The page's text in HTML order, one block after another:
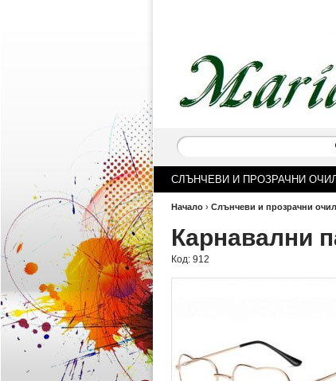
СЛЪНЧЕВИ И ПРОЗРАЧНИ
Начало › Слънчеви и прозрачни
Карнавални
Код: 912